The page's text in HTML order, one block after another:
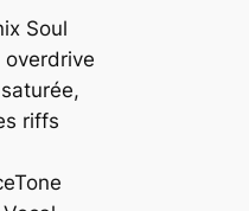
Soul
overdrive
riffs